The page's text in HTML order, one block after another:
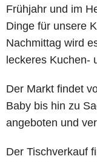
Frühjahr und im
Dinge für unsere
Nachmittag wird
leckeres Kuchen-
Der Markt findet
Baby bis hin zu
angeboten und
Der Tischverkauf